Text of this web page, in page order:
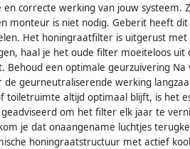
en correcte werking van jouw systeem.
monteur is niet nodig. Geberit heeft
Het honingraatfilter is uitgerust
haal je het oude filter moeiteloos uit
Behoud een optimale geurzuivering
geurneutraliserende werking
toiletruimte altijd optimaal blijft, is het
om het filter elk jaar te
je dat onaangename luchtjes
honingraatstructuur met actief